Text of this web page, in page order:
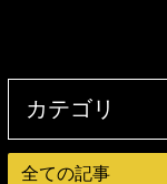
カテゴリ
全ての記事